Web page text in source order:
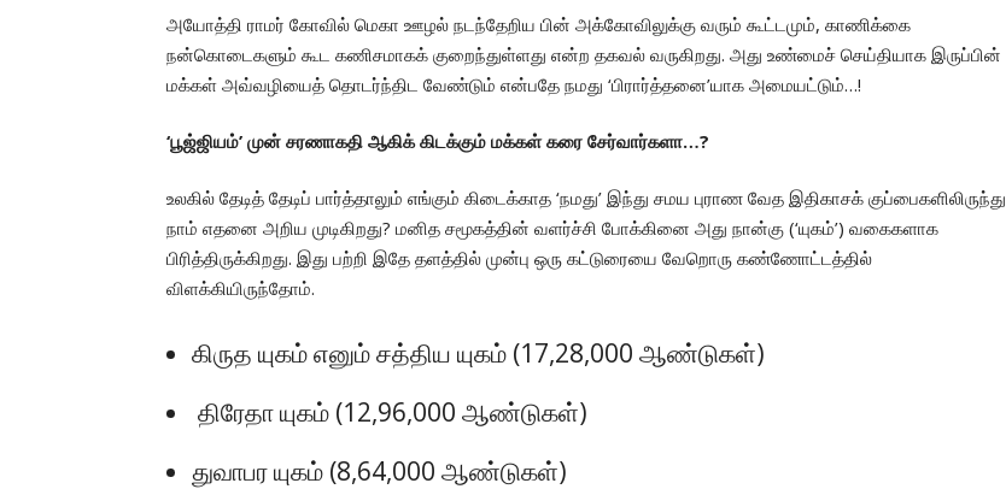
அயோத்தி ராமர் கோவில் மெகா ஊழல் நடந்தேறிய பின் அக்கோவிலுக்கு வரும் கூட்டமும், காணிக்கை
நன்கொடைகளும் கூட கணிசமாகக் குறைந்துள்ளது என்ற தகவல் வருகிறது. அது உண்மைச் செய்தியாக இருப்பின்
மக்கள் அவ்வழியைத் தொடர்ந்திட வேண்டும் என்பதே நமது ‘பிரார்த்தனை’யாக அமையட்டும்…!
‘பூஜ்ஜியம்’ முன் சரணாகதி ஆகிக் கிடக்கும் மக்கள் கரை சேர்வார்களா…?
உலகில் தேடித் தேடிப் பார்த்தாலும் எங்கும் கிடைக்காத ‘நமது’ இந்து சமய புராண வேத இதிகாசக் குப்பைகளிலிருந்து
நாம் எதனை அறிய முடிகிறது? மனித சமூகத்தின் வளர்ச்சி போக்கினை அது நான்கு (‘யுகம்’) வகைகளாக
பிரித்திருக்கிறது. இது பற்றி இதே தளத்தில் முன்பு ஒரு கட்டுரையை வேறொரு கண்ணோட்டத்தில்
விளக்கியிருந்தோம்.
கிருத யுகம் எனும் சத்திய யுகம் (17,28,000 ஆண்டுகள்)
திரேதா யுகம் (12,96,000 ஆண்டுகள்)
துவாபர யுகம் (8,64,000 ஆண்டுகள்)